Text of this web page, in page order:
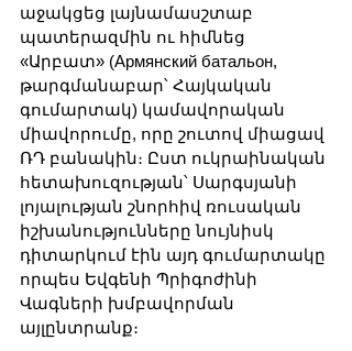
աջակցեց լայնամասշտաբ
պատերազմին ու հիմնեց
«Արբատ» (Армянский батальон,
թարգմանաբար՝ Հայկական
գումարտակ) կամավորական
միավորումը, որը շուտով միացավ
ՌԴ բանակին։ Ըստ ուկրաինական
հետախուզության՝ Սարգսյանի
լոյալության շնորհիվ ռուսական
իշխանությունները նույնիսկ
դիտարկում էին այդ գումարտակը
որպես Եվգենի Պրիգոժինի
Վագների խմբավորման
այլընտրանք։